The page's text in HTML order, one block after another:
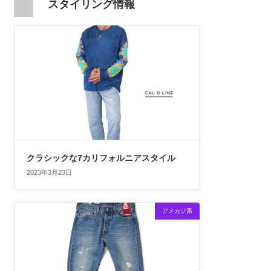
スタイリング情報
クラシックな7カリフォルニアスタイル
2023年3月23日
アメカジ系